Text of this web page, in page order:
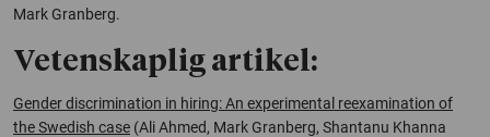
Mark Granberg.
Vetenskaplig artikel:
Gender discrimination in hiring: An experimental reexamination of
the Swedish case (Ali Ahmed, Mark Granberg, Shantanu Khanna